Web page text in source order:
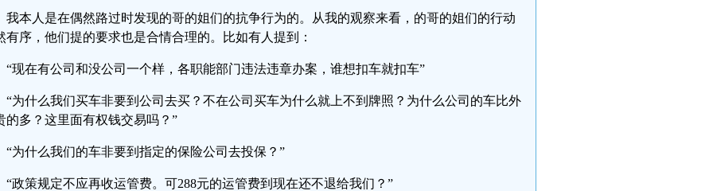
我本人是在偶然路过时发现的哥的姐们的抗争行为的。从我的观察来看，的哥的姐们的行动
有序，他们提的要求也是合情合理的。比如有人提到：
“现在有公司和没公司一个样，各职能部门违法违章办案，谁想扣车就扣车”
“为什么我们买车非要到公司去买？不在公司买车为什么就上不到牌照？为什么公司的车比外
的多？这里面有权钱交易吗？”
“为什么我们的车非要到指定的保险公司去投保？”
“政策规定不应再收运管费。可288元的运管费到现在还不退给我们？”